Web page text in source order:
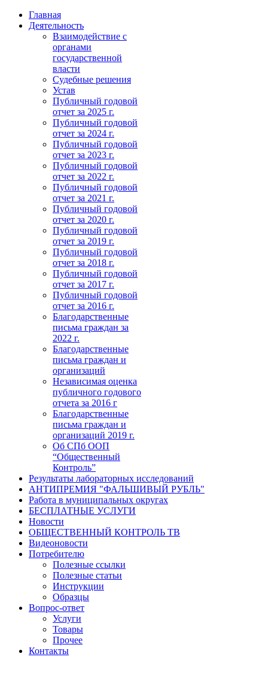
Главная
Деятельность
Взаимодействие с
органами
государственной
власти
Судебные решения
Устав
Публичный годовой
отчет за 2025 г.
Публичный годовой
отчет за 2024 г.
Публичный годовой
отчет за 2023 г.
Публичный годовой
отчет за 2022 г.
Публичный годовой
отчет за 2021 г.
Публичный годовой
отчет за 2020 г.
Публичный годовой
отчет за 2019 г.
Публичный годовой
отчет за 2018 г.
Публичный годовой
отчет за 2017 г.
Публичный годовой
отчет за 2016 г.
Благодарственные
письма граждан за
2022 г.
Благодарственные
письма граждан и
организаций
Независимая оценка
публичного годового
отчета за 2016 г
Благодарственные
письма граждан и
организаций 2019 г.
Об СПб ООП
“Общественный
Контроль”
Результаты лабораторных исследований
АНТИПРЕМИЯ "ФАЛЬШИВЫЙ РУБЛЬ"
Работа в муниципальных округах
БЕСПЛАТНЫЕ УСЛУГИ
Новости
ОБЩЕСТВЕННЫЙ КОНТРОЛЬ ТВ
Видеоновости
Потребителю
Полезные ссылки
Полезные статьи
Инструкции
Образцы
Вопрос-ответ
Услуги
Товары
Прочее
Контакты